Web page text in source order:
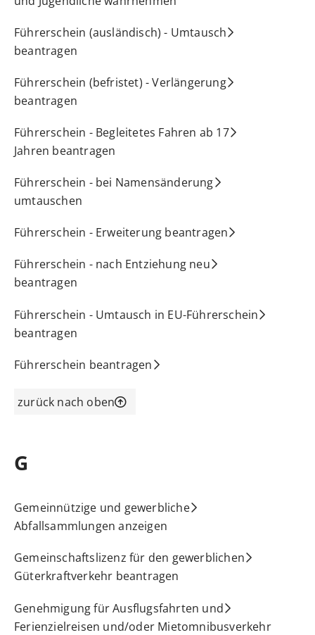
Führerschein (ausländisch) - Umtausch
beantragen
Führerschein (befristet) - Verlängerung
beantragen
Führerschein - Begleitetes Fahren ab 17
Jahren beantragen
Führerschein - bei Namensänderung
umtauschen
Führerschein - Erweiterung beantragen
Führerschein - nach Entziehung neu
beantragen
Führerschein - Umtausch in EU-Führerschein
beantragen
Führerschein beantragen
zurück nach oben
G
Gemeinnützige und gewerbliche
Abfallsammlungen anzeigen
Gemeinschaftslizenz für den gewerblichen
Güterkraftverkehr beantragen
Genehmigung für Ausflugsfahrten und
Ferienzielreisen und/oder Mietomnibusverkehr